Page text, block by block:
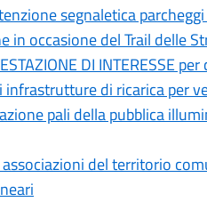
segnaletica
in occasione del Trail delle
DI INTERESSE
infrastrutture di ricarica per
pali della pubblica
del territorio